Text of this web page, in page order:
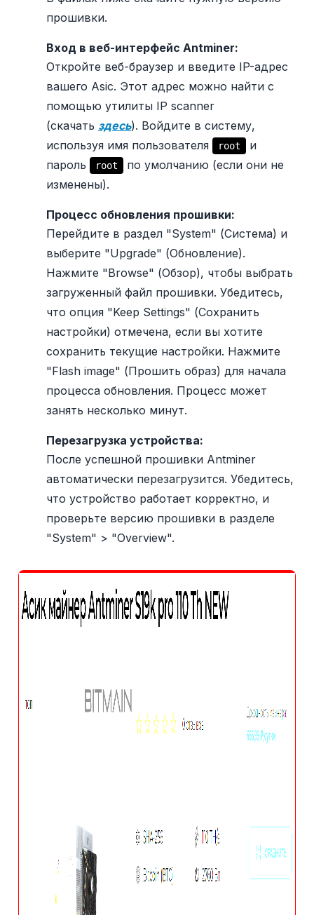
прошивки.
Вход в веб-интерфейс Antminer:
Откройте веб-браузер и введите IP-адрес
вашего Asic. Этот адрес можно найти с
помощью утилиты IP scanner
(скачать здесь). Войдите в систему,
используя имя пользователя
root
и
пароль
root
по умолчанию (если они не
изменены).
Процесс обновления прошивки:
Перейдите в раздел "System" (Система) и
выберите "Upgrade" (Обновление).
Нажмите "Browse" (Обзор), чтобы выбрать
загруженный файл прошивки. Убедитесь,
что опция "Keep Settings" (Сохранить
настройки) отмечена, если вы хотите
сохранить текущие настройки. Нажмите
"Flash image" (Прошить образ) для начала
процесса обновления. Процесс может
занять несколько минут.
Перезагрузка устройства:
После успешной прошивки Antminer
автоматически перезагрузится. Убедитесь,
что устройство работает корректно, и
проверьте версию прошивки в разделе
"System" > "Overview".